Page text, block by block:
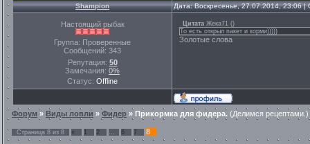
Shampion Дата: Воскресенье, 27.07.2014, 23:06
Настоящий рыбак
Группа: Проверенные
Сообщений: 343
Репутация: 50
Замечания: 0%
Статус: Offline
Цитата Жека71 ()
То есть открыл пакет и корми)))))
Золотые слова
Форум » Виды ловли » Фидер » Прикормка для фидера. (Делимся рецептами.)
Страница 8 из 8 « 1 2 … 6 7 8